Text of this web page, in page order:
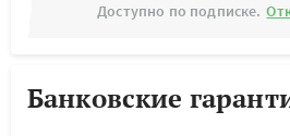
Доступно по подписке.
Банковские